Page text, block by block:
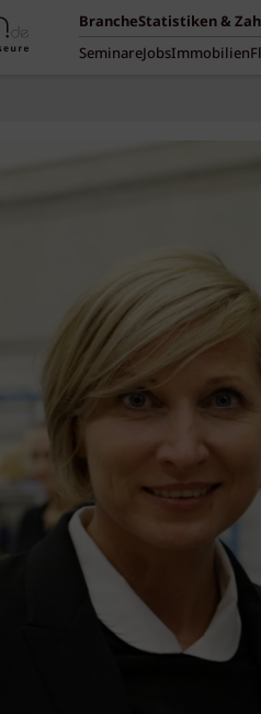
BrancheStatistiken &
SeminareJobsImmobilien